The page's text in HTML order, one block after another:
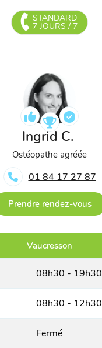
STANDARD
7 JOURS / 7
Ingrid C.
Ostéopathe agréée
01 84 17 27 87
Prendre rendez-vous
Vaucresson
08h30 - 19h30
08h30 - 12h30
Fermé